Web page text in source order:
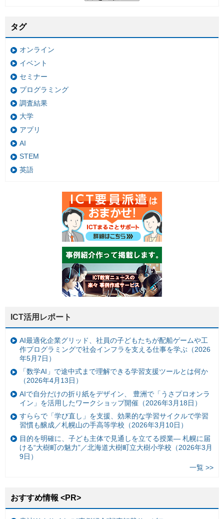
タグ
オンライン
イベント
セミナー
プログラミング
調査結果
大学
アプリ
AI
STEM
英語
ICT活用レポート
AI最適化企業グリッド、社員の子どもたちが配船ゲームや工
作プログラミングで社会インフラを支える仕事を学ぶ（2026
年5月7日）
「数学AI」で途中式まで理解できる学習支援ツールとは何か
（2026年4月13日）
AIで自分だけの折り紙をデザイン、 豊洲で「うさプロオンラ
イン」を活用したワークショップ開催（2026年3月18日）
すららで「学び直し」を支援、効果的な学習サイクルで学習
習慣も醸成／札幌山の手高等学校（2026年3月10日）
目的を明確に、子ども主体で見通しを立てる授業— 札幌に届
ける“大樹町の魅力”／北海道大樹町立大樹小学校（2026年3月
9日）
一覧 >>
おすすめ情報 <PR>